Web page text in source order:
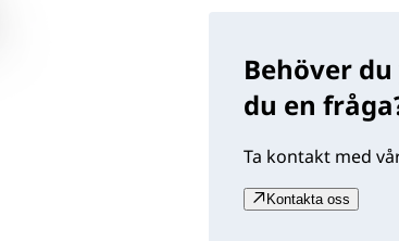
Behöver
du en
Ta kontakt med
Kontakta oss